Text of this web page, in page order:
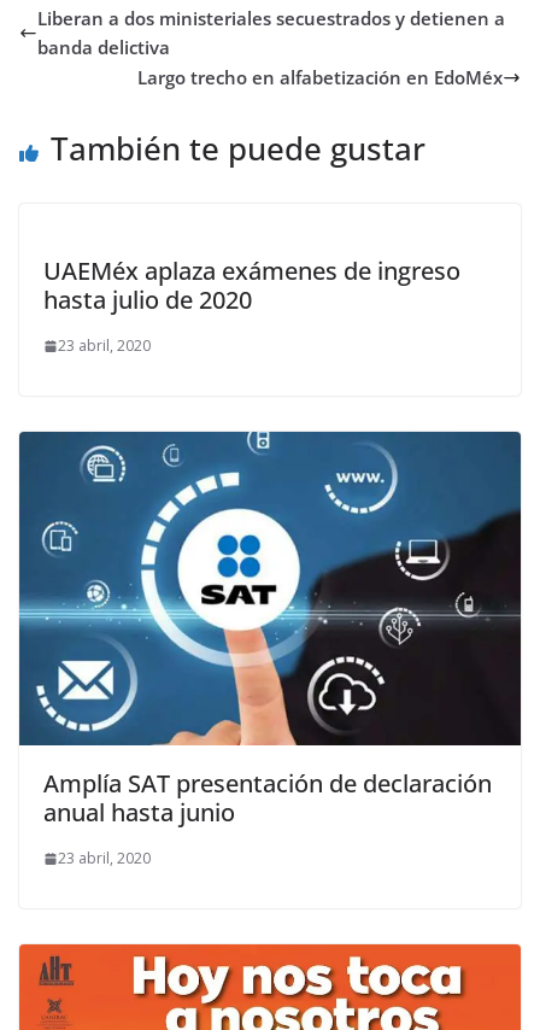
Liberan a dos ministeriales secuestrados y detienen a
banda delictiva
Largo trecho en alfabetización en EdoMéx
También te puede gustar
UAEMéx aplaza exámenes de ingreso
hasta julio de 2020
23 abril, 2020
Amplía SAT presentación de declaración
anual hasta junio
23 abril, 2020